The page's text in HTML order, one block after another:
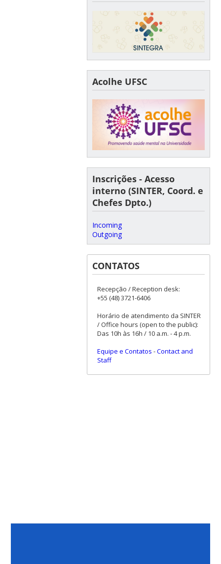
Acolhe UFSC
Inscrições - Acesso
interno (SINTER, Coord. e
Chefes Dpto.)
Incoming
Outgoing
CONTATOS
Recepção / Reception desk:
+55 (48) 3721-6406
Horário de atendimento da SINTER
/ Office hours (open to the public):
Das 10h às 16h / 10 a.m. - 4 p.m.
Equipe e Contatos -Contact and
Staff